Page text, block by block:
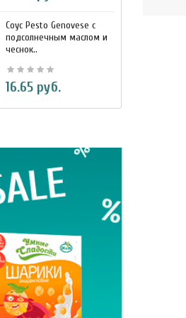
Соус Pesto Genovese c
подсолнечным маслом и
чеснок..
16.65 руб.